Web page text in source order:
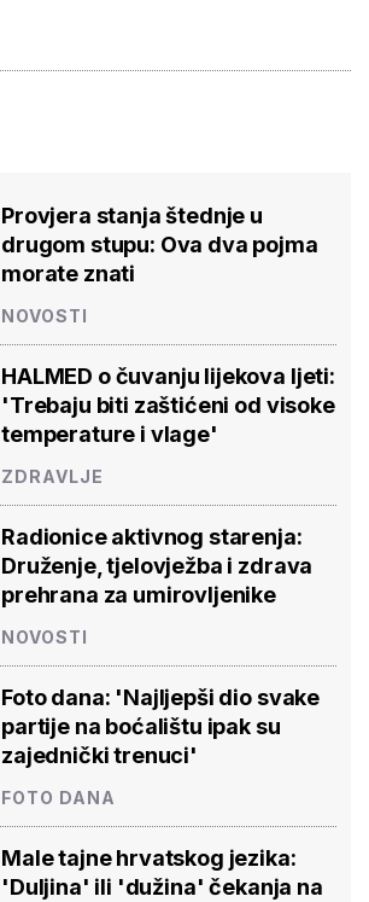
Provjera stanja štednje u
drugom stupu: Ova dva pojma
morate znati
NOVOSTI
HALMED o čuvanju lijekova ljeti:
'Trebaju biti zaštićeni od visoke
temperature i vlage'
ZDRAVLJE
Radionice aktivnog starenja:
Druženje, tjelovježba i zdrava
prehrana za umirovljenike
NOVOSTI
Foto dana: 'Najljepši dio svake
partije na boćalištu ipak su
zajednički trenuci'
FOTO DANA
Male tajne hrvatskog jezika:
'Duljina' ili 'dužina' čekanja na